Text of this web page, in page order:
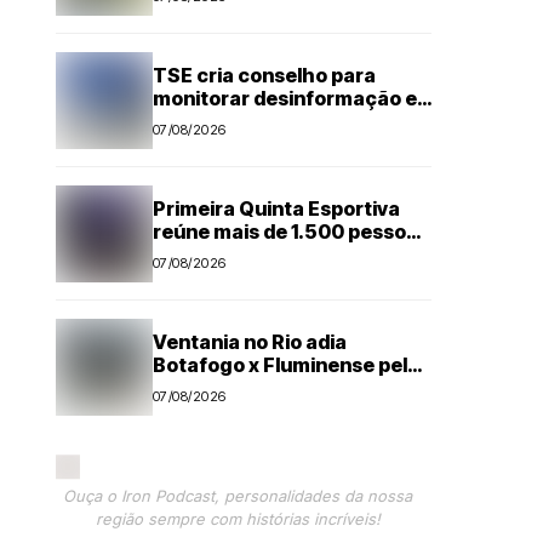
Amador de Futebol
TSE cria conselho para
monitorar desinformação e
IA nas eleições
07/08/2026
Primeira Quinta Esportiva
reúne mais de 1.500 pessoas
em noite histórica para
Capivari
07/08/2026
Ventania no Rio adia
Botafogo x Fluminense pelo
Brasileirão Feminino
07/08/2026
Ouça o Iron Podcast, personalidades da nossa
região sempre com histórias incríveis!